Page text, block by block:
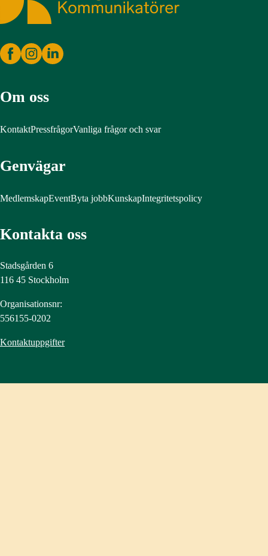
Om oss
KontaktPressfrågorVanliga frågor och svar
Genvägar
MedlemskapEventByta jobbKunskapIntegritetspolicy
Kontakta oss
Stadsgården 6
116 45 Stockholm
Organisationsnr:
556155-0202
Kontaktuppgifter